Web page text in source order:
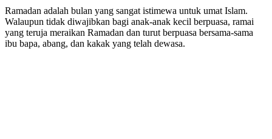
Ramadan adalah bulan yang sangat istimewa untuk umat Islam.
Walaupun tidak diwajibkan bagi anak-anak kecil berpuasa, ramai
yang teruja meraikan Ramadan dan turut berpuasa bersama-sama
ibu bapa, abang, dan kakak yang telah dewasa.